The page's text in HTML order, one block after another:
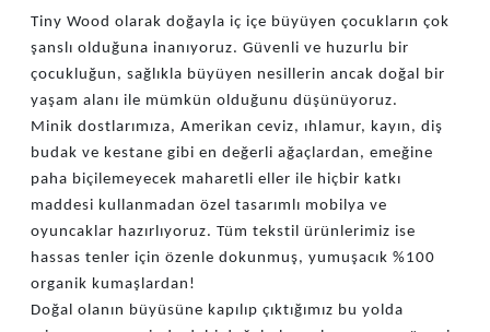
Tiny Wood olarak doğayla iç içe büyüyen çocukların çok
şanslı olduğuna inanıyoruz. Güvenli ve huzurlu bir
çocukluğun, sağlıkla büyüyen nesillerin ancak doğal bir
yaşam alanı ile mümkün olduğunu düşünüyoruz.
Minik dostlarımıza, Amerikan ceviz, ıhlamur, kayın, diş
budak ve kestane gibi en değerli ağaçlardan, emeğine
paha biçilemeyecek maharetli eller ile hiçbir katkı
maddesi kullanmadan özel tasarımlı mobilya ve
oyuncaklar hazırlıyoruz. Tüm tekstil ürünlerimiz ise
hassas tenler için özenle dokunmuş, yumuşacık %100
organik kumaşlardan!
Doğal olanın büyüsüne kapılıp çıktığımız bu yolda